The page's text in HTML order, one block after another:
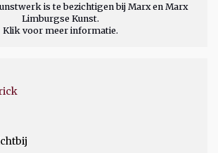
is te bezichtigen bij Marx en Marx
Limburgse Kunst.
Klik voor meer informatie.